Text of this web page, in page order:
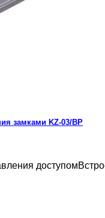
замками KZ-03/BP